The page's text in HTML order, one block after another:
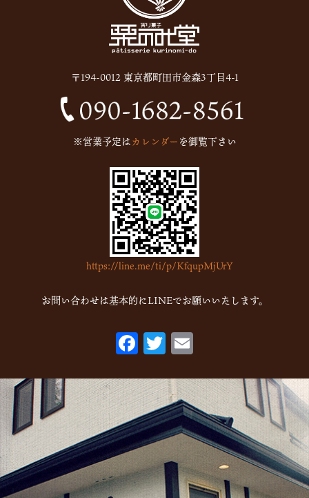
2025年8月(11)
2025年7月(12)
2025年6月(13)
2024年12月(1)
2024年10月(1)
2023年2月(4)
2023年1月(7)
2022年12月(15)
2022年11月(16)
2022年10月(6)
2022年9月(1)
2022年5月
(2)
2022年1月(2)
2021年10月(1)
2021年9月
2021年8月 (1)
2021年6月
(1)
〒194-0012 東京都町田市金森3丁目4-1
※営業予定はカレンダーを御覧下さい
https://line.me/ti/p/KfqupMjUrY
お問い合わせは基本的にLINEでお願いいたします。
F
ac
eb
o
o
k
T
w
itt
er
ai
l